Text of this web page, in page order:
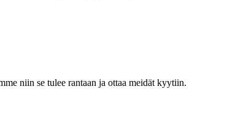
niin se tulee rantaan ja ottaa meidät kyytiin.